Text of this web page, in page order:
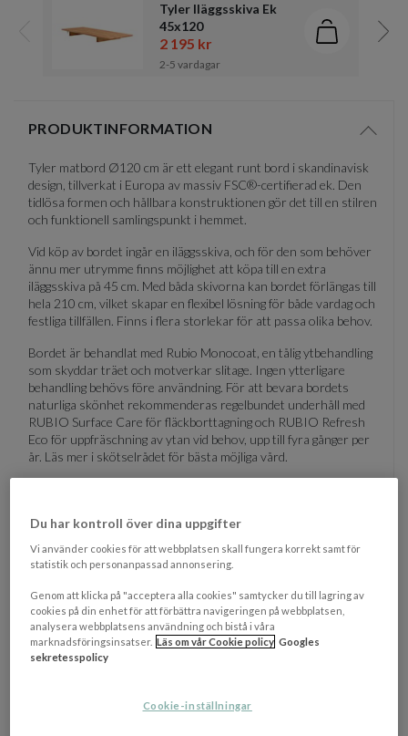
Tyler Iläggsskiva Ek
45x120
2 195 kr
2-5 vardagar
Lägg i
of
PRODUKTINFORMATION
Visa/
Tyler matbord Ø120 cm är ett elegant runt bord i skandinavisk
design, tillverkat i Europa av massiv FSC®-certifierad ek. Den
tidlösa formen och hållbara konstruktionen gör det till en stilren
och funktionell samlingspunkt i hemmet.
Vid köp av bordet ingår en iläggsskiva, och för den som behöver
ännu mer utrymme finns möjlighet att köpa till en extra
iläggsskiva på 45 cm. Med båda skivorna kan bordet förlängas till
hela 210 cm, vilket skapar en flexibel lösning för både vardag och
festliga tillfällen. Finns i flera storlekar för att passa olika behov.
Bordet är behandlat med Rubio Monocoat, en tålig ytbehandling
som skyddar träet och motverkar slitage. Ingen ytterligare
behandling behövs före användning. För att bevara bordets
naturliga skönhet rekommenderas regelbundet underhåll med
RUBIO Surface Care för fläckborttagning och RUBIO Refresh
Eco för uppfräschning av ytan vid behov, upp till fyra gånger per
år. Läs mer i skötselrådet för bästa möjliga vård.
EGENSKAPER
Materialbeskrivning Trä
Bordsskiva Ek
Ben/Underrede
Ytterbredd 120 cm
Du har kontroll över dina uppgifter
Vi använder cookies för att webbplatsen skall fungera korrekt samt för
statistik och personanpassad annonsering.
Genom att klicka på "acceptera alla cookies" samtycker du till lagring av
cookies på din enhet för att förbättra navigeringen på webbplatsen,
analysera webbplatsens användning och bistå i våra
marknadsföringsinsatser. Läs om vår Cookie policy Googles
sekretesspolicy
Cookie-inställningar